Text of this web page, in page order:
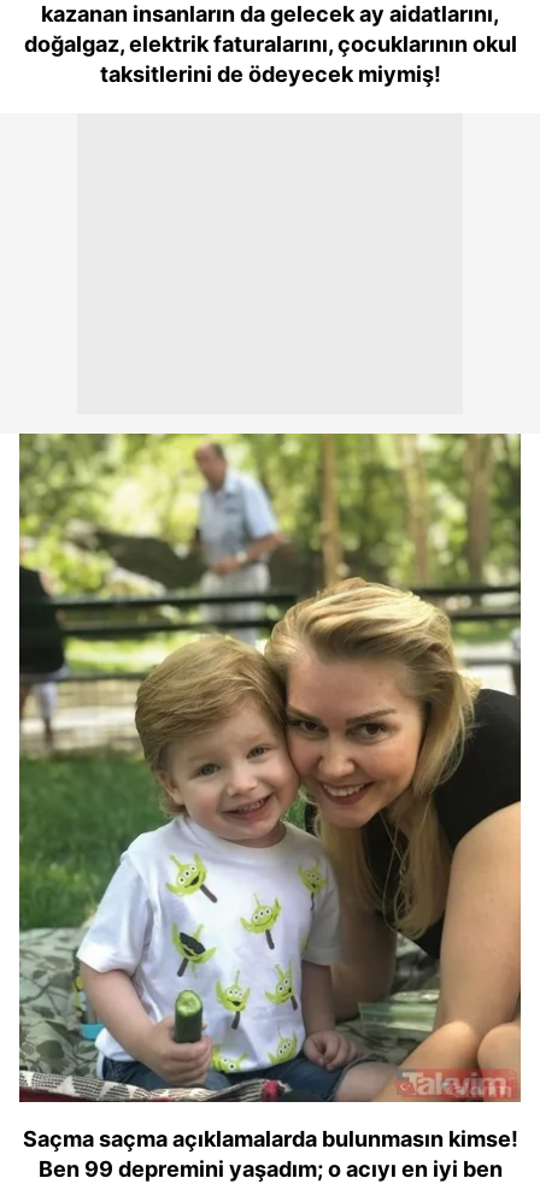
kazanan insanların da gelecek ay aidatlarını,
doğalgaz, elektrik faturalarını, çocuklarının okul
taksitlerini de ödeyecek miymiş!
Saçma saçma açıklamalarda bulunmasın kimse!
Ben 99 depremini yaşadım; o acıyı en iyi ben